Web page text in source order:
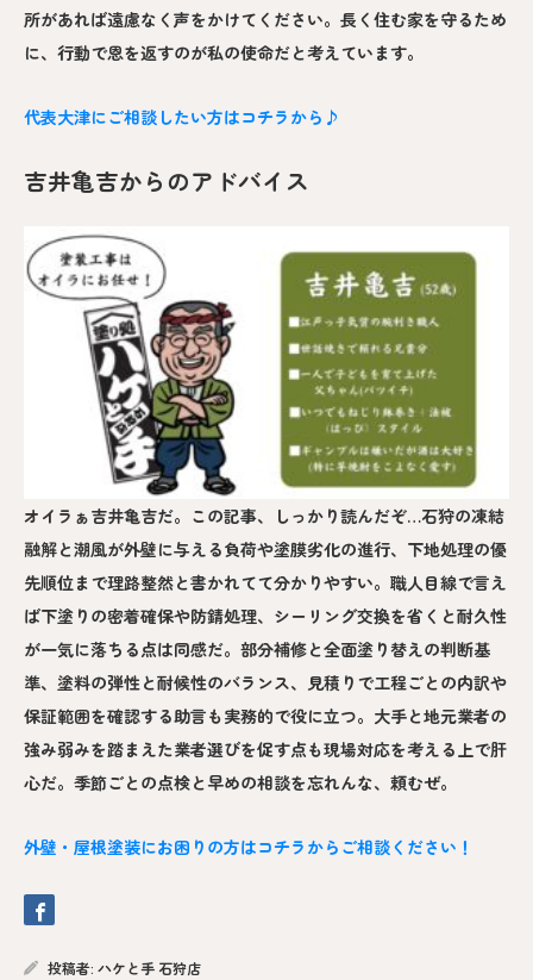
所があれば遠慮なく声をかけてください。長く住む家を守るため
に、行動で恩を返すのが私の使命だと考えています。
代表大津にご相談したい方はコチラから♪
吉井亀吉からのアドバイス
オイラぁ吉井亀吉だ。この記事、しっかり読んだぞ…石狩の凍結
融解と潮風が外壁に与える負荷や塗膜劣化の進行、下地処理の優
先順位まで理路整然と書かれてて分かりやすい。職人目線で言え
ば下塗りの密着確保や防錆処理、シーリング交換を省くと耐久性
が一気に落ちる点は同感だ。部分補修と全面塗り替えの判断基
準、塗料の弾性と耐候性のバランス、見積りで工程ごとの内訳や
保証範囲を確認する助言も実務的で役に立つ。大手と地元業者の
強み弱みを踏まえた業者選びを促す点も現場対応を考える上で肝
心だ。季節ごとの点検と早めの相談を忘れんな、頼むぜ。
外壁・屋根塗装にお困りの方はコチラからご相談ください！
投稿者: ハケと手 石狩店